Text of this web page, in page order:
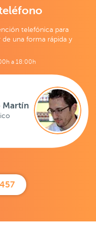
telefónica para
una forma rápida y
a 18:00h
Martín